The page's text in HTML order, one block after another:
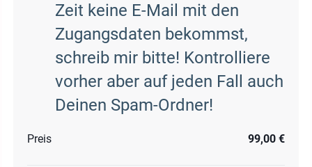
Zeit keine E-Mail mit den
Zugangsdaten bekommst,
schreib mir bitte! Kontrolliere
vorher aber auf jeden Fall auch
Deinen Spam-Ordner!
Preis 99,00 €